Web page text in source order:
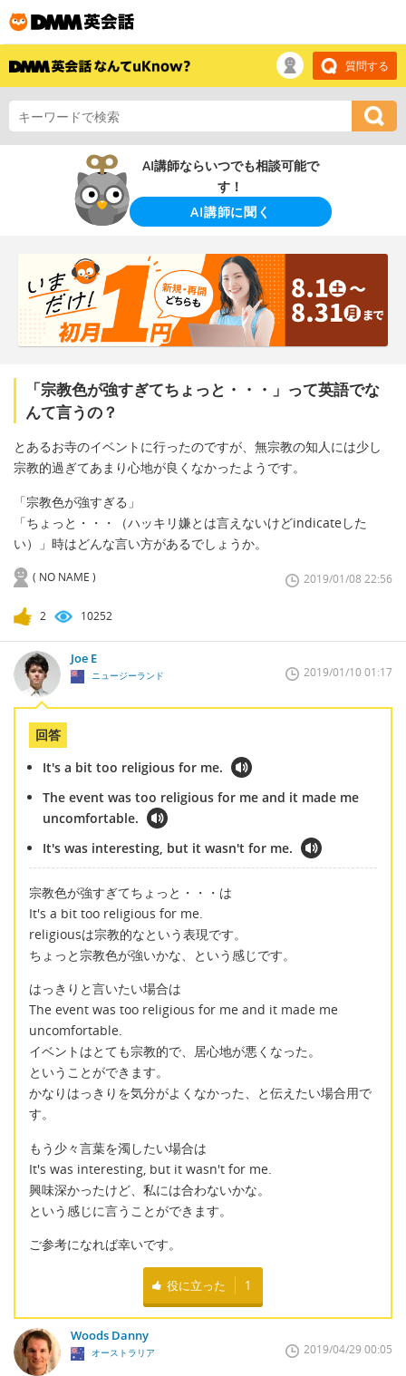
質問する
AI講師ならいつでも相談可能で
す！
AI講師に聞く
「宗教色が強すぎてちょっと・・・」って英語でな
んて言うの？
とあるお寺のイベントに行ったのですが、無宗教の知人には少し
宗教的過ぎてあまり心地が良くなかったようです。
「宗教色が強すぎる」
「ちょっと・・・（ハッキリ嫌とは言えないけどindicateした
い）」時はどんな言い方があるでしょうか。
( NO NAME ) 2019/01/08 22:56
2 10252
Joe E
ニュージーランド 2019/01/10 01:17
回答
It's a bit too religious for me.
The event was too religious for me and it made me
uncomfortable.
It's was interesting, but it wasn't for me.
宗教色が強すぎてちょっと・・・は
It's a bit too religious for me.
religiousは宗教的なという表現です。
ちょっと宗教色が強いかな、という感じです。
はっきりと言いたい場合は
The event was too religious for me and it made me
uncomfortable.
イベントはとても宗教的で、居心地が悪くなった。
ということができます。
かなりはっきりを気分がよくなかった、と伝えたい場合用で
す。
もう少々言葉を濁したい場合は
It's was interesting, but it wasn't for me.
興味深かったけど、私には合わないかな。
という感じに言うことができます。
ご参考になれば幸いです。
役に立った 1
Woods Danny
オーストラリア 2019/04/29 00:05